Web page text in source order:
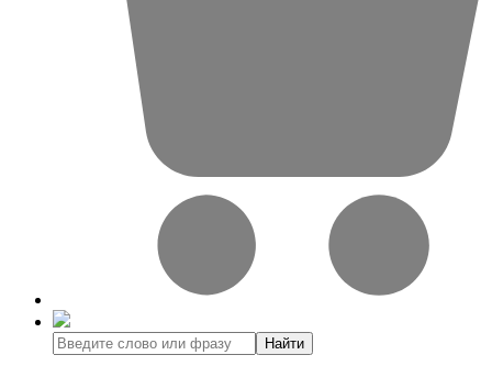
Найти